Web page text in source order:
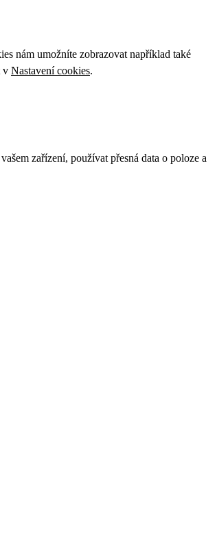
nám umožníte zobrazovat například také
v Nastavení cookies.
zařízení, používat přesná data o poloze a